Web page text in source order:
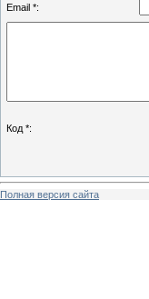
Email *:
Код *:
Полная версия сайта